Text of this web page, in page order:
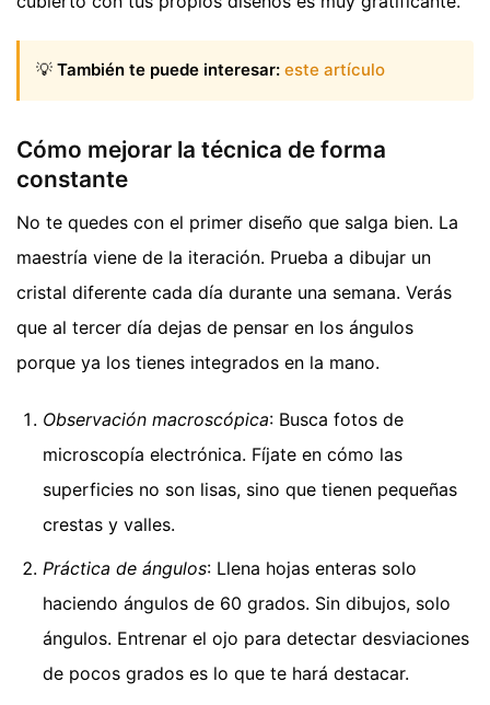
💡 También te puede interesar: este artículo
Cómo mejorar la técnica de forma
constante
No te quedes con el primer diseño que salga bien. La
maestría viene de la iteración. Prueba a dibujar un
cristal diferente cada día durante una semana. Verás
que al tercer día dejas de pensar en los ángulos
porque ya los tienes integrados en la mano.
Observación macroscópica: Busca fotos de
microscopía electrónica. Fíjate en cómo las
superficies no son lisas, sino que tienen pequeñas
crestas y valles.
Práctica de ángulos: Llena hojas enteras solo
haciendo ángulos de 60 grados. Sin dibujos, solo
ángulos. Entrenar el ojo para detectar desviaciones
de pocos grados es lo que te hará destacar.